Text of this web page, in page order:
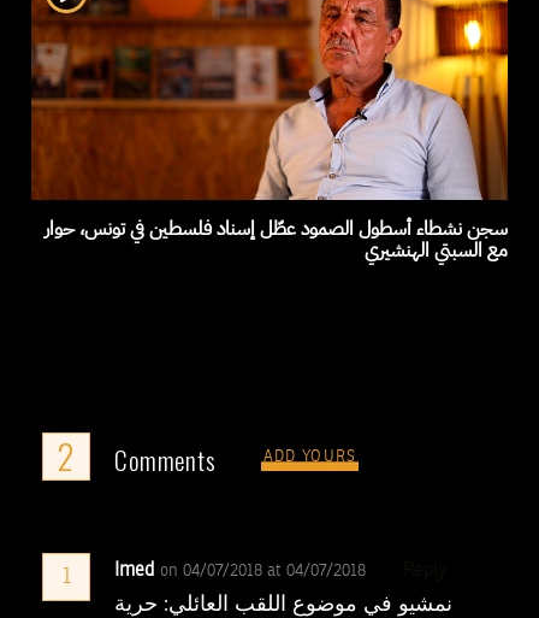
سجن نشطاء أسطول الصمود عطّل إسناد فلسطين في تونس، حوار
مع السبتي الهنشيري
2 Comments ADD YOURS
1 Imed on 04/07/2018 at 04/07/2018
نمشيو في موضوع اللقب العائلي: حرية